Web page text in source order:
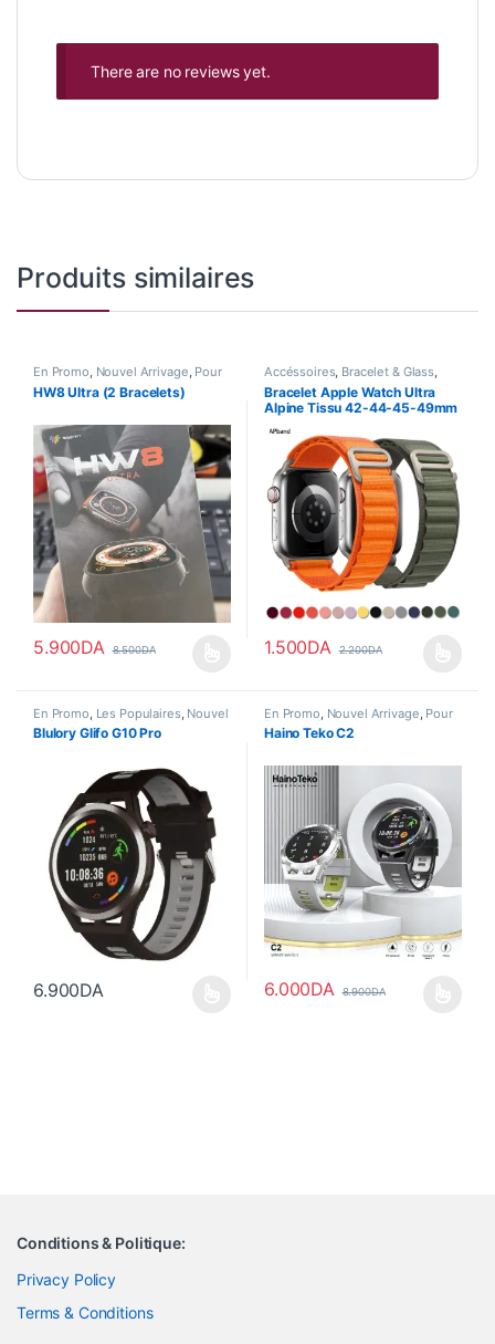
There are no reviews yet.
Produits similaires
En Promo, Nouvel Arrivage, Pour
Femme, Smart Watch
HW8 Ultra (2 Bracelets)
5.900DA 8.500DA
Accéssoires, Bracelet & Glass,
Nouvel Arrivage
Bracelet Apple Watch Ultra
Alpine Tissu 42-44-45-49mm
1.500DA 2.200DA
En Promo Les Populaires, Nouvel
Arrivage ,Smart Watch
Blulory Glifo G10 Pro
6.900DA
En Promo Nouvel Arrivage Pour
Femme, Smart Watch
Haino Teko C2
6.000DA 8.900DA
Conditions & Politique:
Privacy Policy
Terms & Conditions